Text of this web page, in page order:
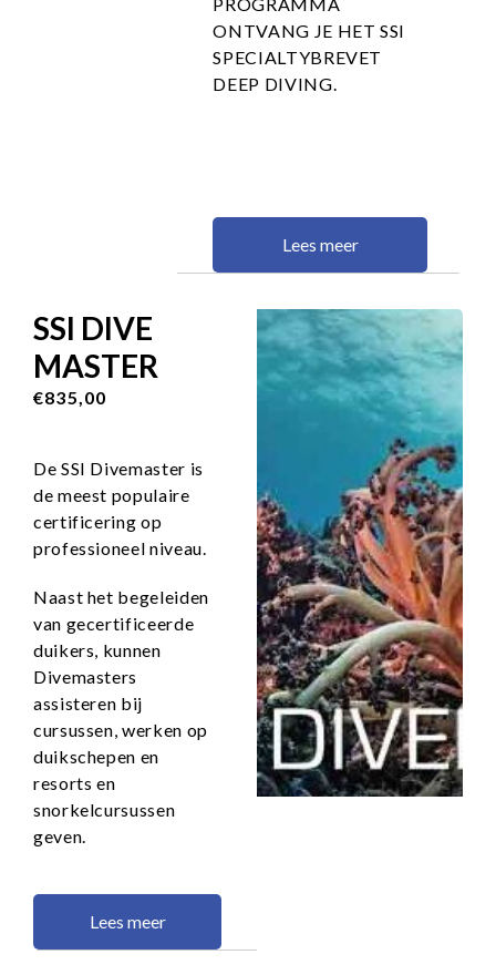
ONTVANG JE HET SSI
SPECIALTYBREVET
DEEP DIVING.
Lees meer
SSI DIVE
MASTER
€835,00
De SSI Divemaster is
de meest populaire
certificering op
professioneel niveau.
Naast het begeleiden
van gecertificeerde
duikers, kunnen
Divemasters
assisteren bij
cursussen, werken op
duikschepen en
resorts en
snorkelcursussen
geven.
Lees meer